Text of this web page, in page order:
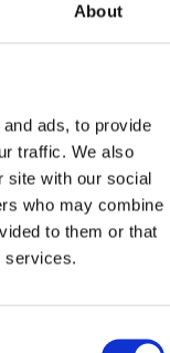
About
ads, to provide
traffic. We also
site with our social
who may combine
to them or that
services.